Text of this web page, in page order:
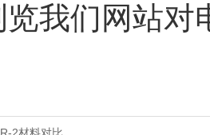
我们网站对